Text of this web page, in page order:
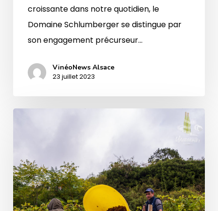
croissante dans notre quotidien, le
Domaine Schlumberger se distingue par
son engagement précurseur…
VinéoNews Alsace
23 juillet 2023
vendanges
2021